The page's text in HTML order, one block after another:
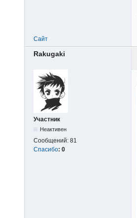
Сайт
Rakugaki
Участник
Неактивен
Сообщений: 81
Спасибо: 0